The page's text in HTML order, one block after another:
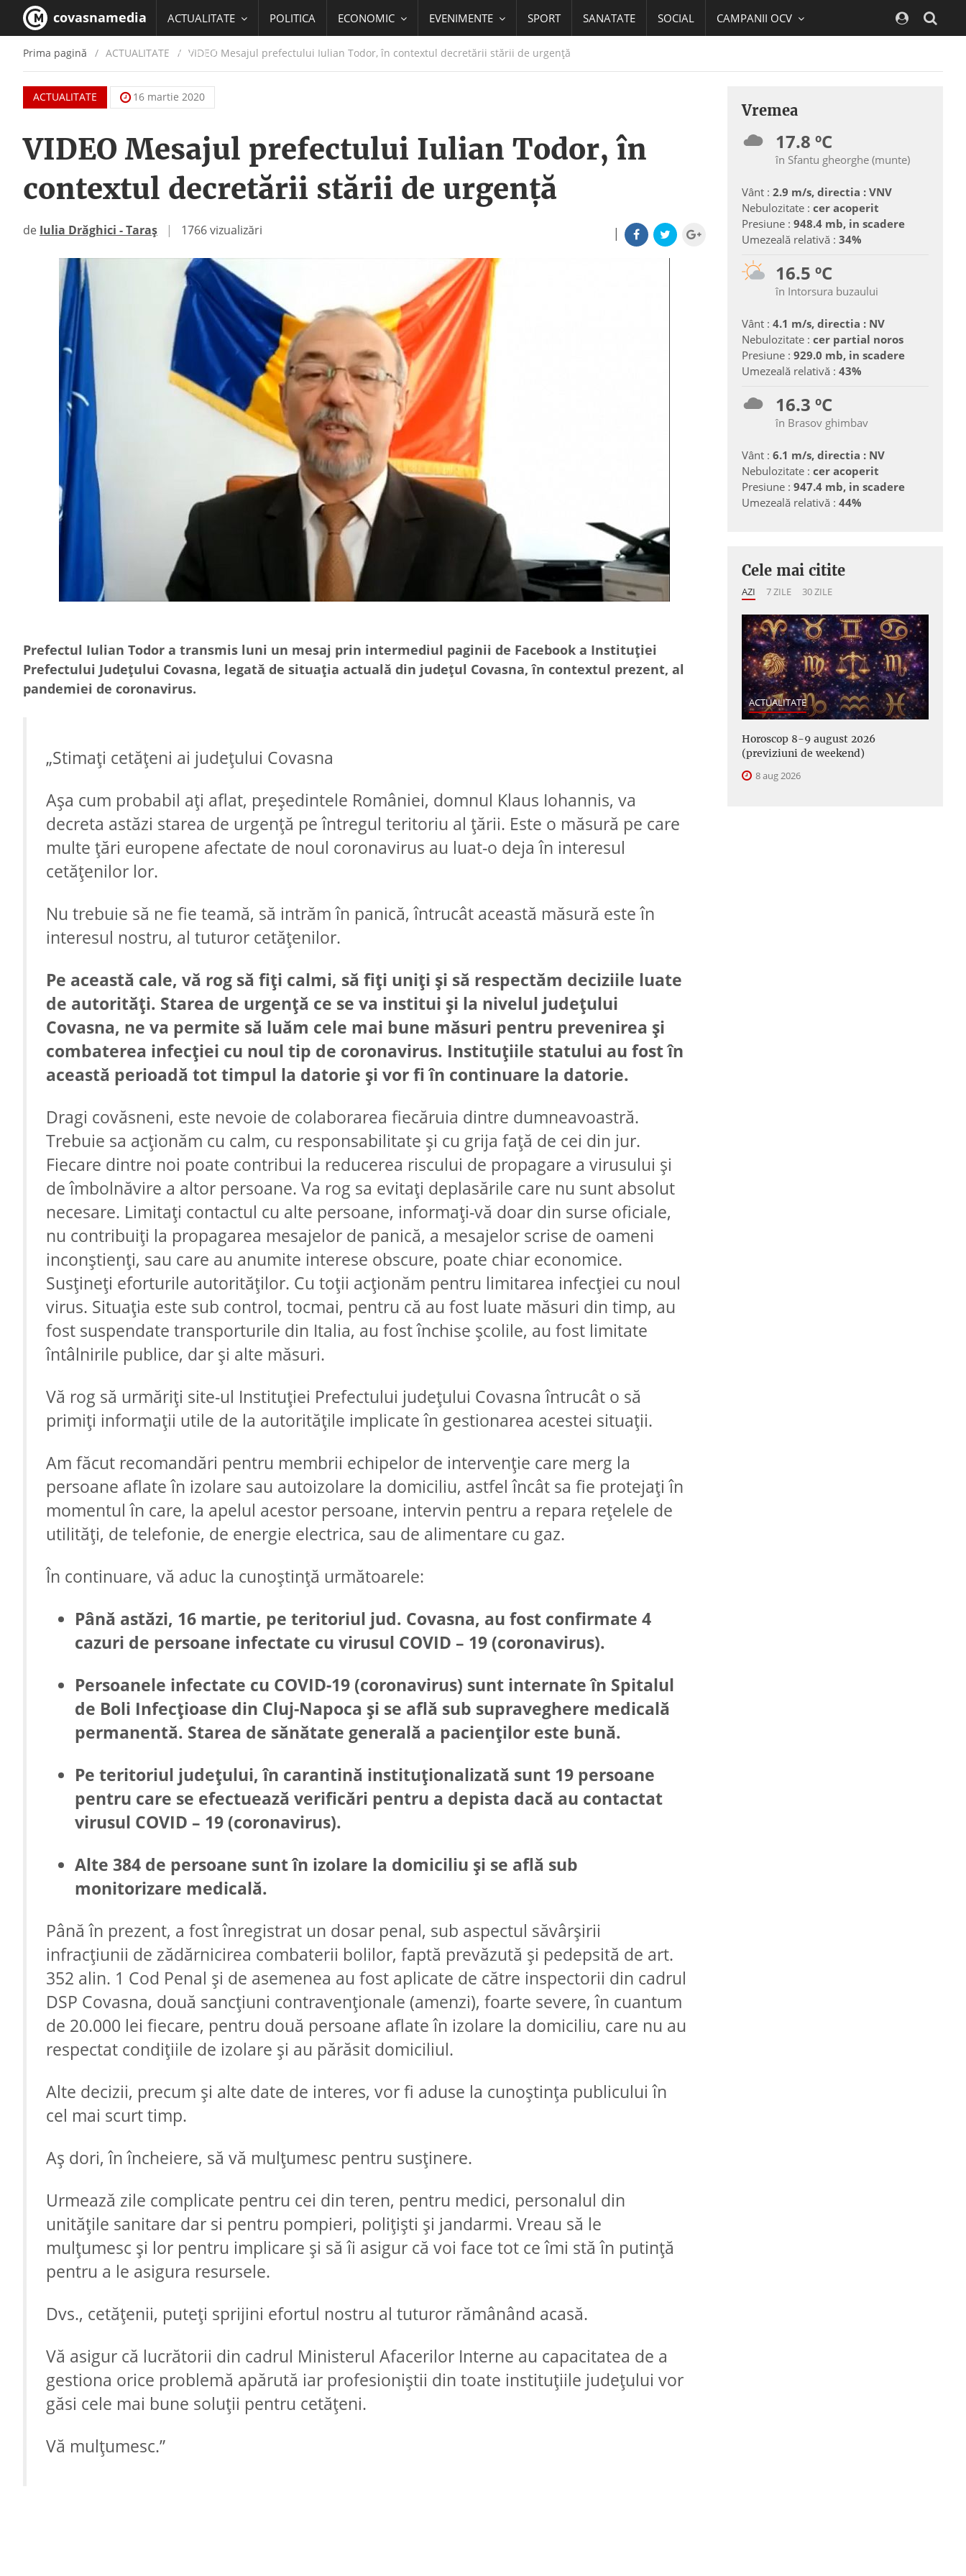
covasnamedia ACTUALITATE POLITICA ECONOMIC EVENIMENTE SPORT SANATATE SOCIAL CAMPANII OCV
EDUCATIE
Prima pagină ACTUALITATE / VIDEO Mesajul prefectului Iulian Todor, în contextul decretării stării de urgență
ACTUALITATE 16 martie 2020
VIDEO Mesajul prefectului Iulian Todor, în
contextul decretării stării de urgență
|
de Iulia Drăghici - Taraș | 1766 vizualizări
Prefectul Iulian Todor a transmis luni un mesaj prin intermediul paginii de Facebook a Instituției
Prefectului Județului Covasna, legată de situația actuală din județul Covasna, în contextul prezent, al
pandemiei de coronavirus.
„Stimați cetățeni ai județului Covasna
Așa cum probabil ați aflat, președintele României, domnul Klaus Iohannis, va
decreta astăzi starea de urgență pe întregul teritoriu al țării. Este o măsură pe care
multe țări europene afectate de noul coronavirus au luat-o deja în interesul
cetățenilor lor.
Nu trebuie să ne fie teamă, să intrăm în panică, întrucât această măsură este în
interesul nostru, al tuturor cetățenilor.
Pe această cale, vă rog să fiți calmi, să fiți uniți și să respectăm deciziile luate
de autorități. Starea de urgență ce se va institui și la nivelul județului
Covasna, ne va permite să luăm cele mai bune măsuri pentru prevenirea și
combaterea infecției cu noul tip de coronavirus. Instituțiile statului au fost în
această perioadă tot timpul la datorie și vor fi în continuare la datorie.
Dragi covăsneni, este nevoie de colaborarea fiecăruia dintre dumneavoastră.
Trebuie sa acționăm cu calm, cu responsabilitate și cu grija față de cei din jur.
Fiecare dintre noi poate contribui la reducerea riscului de propagare a virusului și
de îmbolnăvire a altor persoane. Va rog sa evitați deplasările care nu sunt absolut
necesare. Limitați contactul cu alte persoane, informați-vă doar din surse oficiale,
nu contribuiți la propagarea mesajelor de panică, a mesajelor scrise de oameni
inconștienți, sau care au anumite interese obscure, poate chiar economice.
Susțineți eforturile autorităților. Cu toții acționăm pentru limitarea infecției cu noul
virus. Situația este sub control, tocmai, pentru că au fost luate măsuri din timp, au
fost suspendate transporturile din Italia, au fost închise școlile, au fost limitate
întâlnirile publice, dar și alte măsuri.
Vă rog să urmăriți site-ul Instituției Prefectului județului Covasna întrucât o să
primiți informații utile de la autoritățile implicate în gestionarea acestei situații.
Am făcut recomandări pentru membrii echipelor de intervenție care merg la
persoane aflate în izolare sau autoizolare la domiciliu, astfel încât sa fie protejați în
momentul în care, la apelul acestor persoane, intervin pentru a repara rețelele de
utilități, de telefonie, de energie electrica, sau de alimentare cu gaz.
În continuare, vă aduc la cunoștință următoarele:
Până astăzi, 16 martie, pe teritoriul jud. Covasna, au fost confirmate 4
cazuri de persoane infectate cu virusul COVID – 19 (coronavirus).
Persoanele infectate cu COVID-19 (coronavirus) sunt internate în Spitalul
de Boli Infecțioase din Cluj-Napoca și se află sub supraveghere medicală
permanentă. Starea de sănătate generală a pacienților este bună.
Pe teritoriul județului, în carantină instituționalizată sunt 19 persoane
pentru care se efectuează verificări pentru a depista dacă au contactat
virusul COVID – 19 (coronavirus).
Alte 384 de persoane sunt în izolare la domiciliu și se află sub
monitorizare medicală.
Până în prezent, a fost înregistrat un dosar penal, sub aspectul săvârșirii
infracțiunii de zădărnicirea combaterii bolilor, faptă prevăzută și pedepsită de art.
352 alin. 1 Cod Penal și de asemenea au fost aplicate de către inspectorii din cadrul
DSP Covasna, două sancțiuni contravenționale (amenzi), foarte severe, în cuantum
de 20.000 lei fiecare, pentru două persoane aflate în izolare la domiciliu, care nu au
respectat condițiile de izolare și au părăsit domiciliul.
Alte decizii, precum și alte date de interes, vor fi aduse la cunoștința publicului în
cel mai scurt timp.
Aș dori, în încheiere, să vă mulțumesc pentru susținere.
Urmează zile complicate pentru cei din teren, pentru medici, personalul din
unitățile sanitare dar si pentru pompieri, polițiști și jandarmi. Vreau să le
mulțumesc și lor pentru implicare și să îi asigur că voi face tot ce îmi stă în putință
pentru a le asigura resursele.
Dvs., cetățenii, puteți sprijini efortul nostru al tuturor rămânând acasă.
Vă asigur că lucrătorii din cadrul Ministerul Afacerilor Interne au capacitatea de a
gestiona orice problemă apărută iar profesioniștii din toate instituțiile județului vor
găsi cele mai bune soluții pentru cetățeni.
Vă mulțumesc.”
Vremea
17.8 ºC
în Sfantu gheorghe (munte)
Vânt : 2.9 m/s, directia : VNV
Nebulozitate : cer acoperit
Presiune : 948.4 mb, in scadere
Umezeală relativă : 34%
16.5 ºC
în Intorsura buzaului
Vânt : 4.1 m/s, directia : NV
Nebulozitate : cer partial noros
Presiune : 929.0 mb, in scadere
Umezeală relativă : 43%
16.3 ºC
în Brasov ghimbav
Vânt : 6.1 m/s, directia : NV
Nebulozitate : cer acoperit
Presiune : 947.4 mb, in scadere
Umezeală relativă : 44%
Cele mai citite
AZI 7 ZILE 30 ZILE
ACTUALITATE
Horoscop 8-9 august 2026
(previziuni de weekend)
8 aug 2026